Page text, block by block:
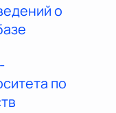
о
по